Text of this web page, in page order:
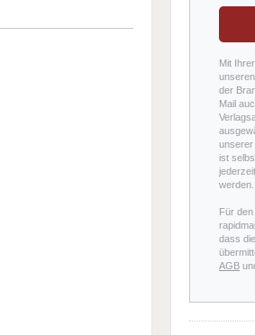
Mit
der
Mail
unserer
ist
werden.
Für
dass
AGB